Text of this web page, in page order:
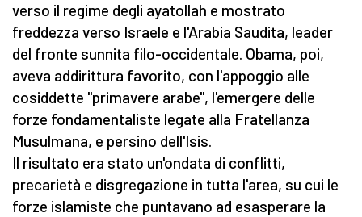
verso il regime degli ayatollah e mostrato
freddezza verso Israele e l'Arabia Saudita, leader
del fronte sunnita filo-occidentale. Obama, poi,
aveva addirittura favorito, con l'appoggio alle
cosiddette "primavere arabe", l'emergere delle
forze fondamentaliste legate alla Fratellanza
Musulmana, e persino dell'Isis.
Il risultato era stato un'ondata di conflitti,
precarietà e disgregazione in tutta l'area, su cui le
forze islamiste che puntavano ad esasperare la